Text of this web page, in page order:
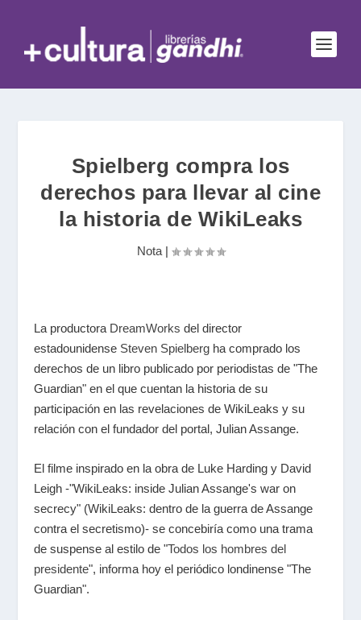
Spielberg compra los
derechos para llevar al cine
la historia de WikiLeaks
Nota|
La productora DreamWorks del director
estadounidense Steven Spielberg ha comprado los
derechos de un libro publicado por periodistas de "The
Guardian" en el que cuentan la historia de su
participación en las revelaciones de WikiLeaks y su
relación con el fundador del portal, Julian Assange.
El filme inspirado en la obra de Luke Harding y David
Leigh -"WikiLeaks: inside Julian Assange's war on
secrecy" (WikiLeaks: dentro de la guerra de Assange
contra el secretismo)- se concebiría como una trama
de suspense al estilo de "Todos los hombres del
presidente", informa hoy el periódico londinense "The
Guardian".